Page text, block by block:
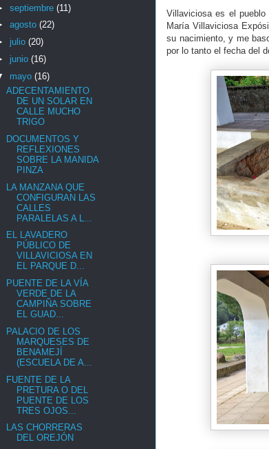
Villaviciosa es el
María Villaviciosa
su nacimiento, y me
por lo tanto el fecha del
septiembre (11)
agosto (22)
julio (20)
junio (16)
mayo (16)
ADECENTAMIENTO
DE UN SOLAR EN
CALLE MUCHO
TRIGO
DOCUMENTOS Y
REFLEXIONES
SOBRE LA MANIDA
PINZA
LA MANZANA QUE
CONFIGURAN LAS
CALLES
PARALELAS A L...
EL LAVADERO
PÚBLICO DE
VILLAVICIOSA EN
EL PARQUE D...
PUENTE DE LA VÍA
VERDE DE LA
CAMPIÑA SOBRE
EL GUAD...
PALACIO DE LOS
MARQUESES DE
BENAMEJÍ
(ESCUELA DE A...
FUENTE DE LA
PRETURA O DEL
PUENTE DE LOS
TRES OJOS...
LAS CHORRERAS
DEL OREJÓN